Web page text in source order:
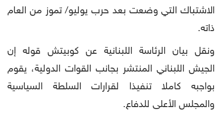
الاشتباك التي وضعت بعد حرب يوليو/ تموز من العام
ذاته.
ونقل بيان الرئاسة اللبنانية عن كوبيتش قوله إن
الجيش اللبناني المنتشر بجانب القوات الدولية، يقوم
بواجبه كاملا تنفيذا لقرارات السلطة السياسية
والمجلس الأعلى للدفاع.